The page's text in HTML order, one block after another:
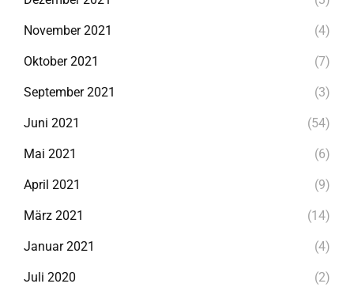
November 2021 (4)
Oktober 2021 (7)
September 2021 (3)
Juni 2021 (54)
Mai 2021 (6)
April 2021 (9)
März 2021 (14)
Januar 2021 (4)
Juli 2020 (2)